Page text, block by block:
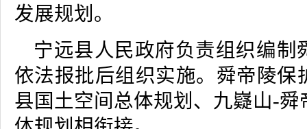
发展规划。
宁远县人民政府负责组织编制
依法报批后组织实施。舜帝陵保
县国土空间总体规划、九嶷山-